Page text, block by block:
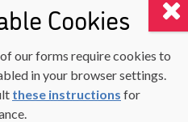
de langues secondes
Cookies
our forms require cookies to
in your browser settings.
these instructions for